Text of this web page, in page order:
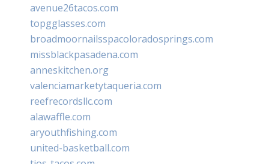
avenue26tacos.com
topgglasses.com
broadmoornailsspacoloradosprings.com
missblackpasadena.com
anneskitchen.org
valenciamarketytaqueria.com
reefrecordsllc.com
alawaffle.com
aryouthfishing.com
united-basketball.com